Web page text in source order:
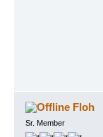
Floh
Sr. Member